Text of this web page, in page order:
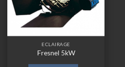
ECLAIRAGE
Fresnel 5kW